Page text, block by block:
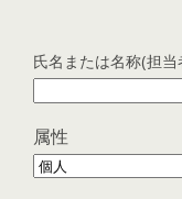
氏名または名称(担当
属性